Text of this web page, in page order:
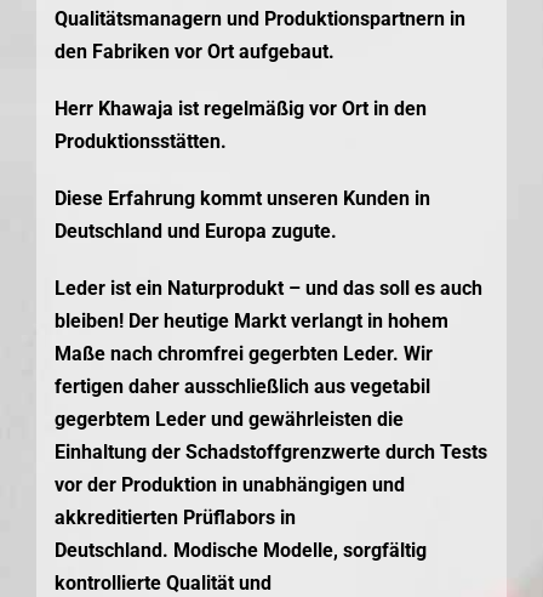
Qualitätsmanagern und Produktionspartnern in
den Fabriken vor Ort aufgebaut.
Herr Khawaja ist regelmäßig vor Ort in den
Produktionsstätten.
Diese Erfahrung kommt unseren Kunden in
Deutschland und Europa zugute.
Leder ist ein Naturprodukt – und das soll es auch
bleiben! Der heutige Markt verlangt in hohem
Maße nach chromfrei gegerbten Leder. Wir
fertigen daher ausschließlich aus vegetabil
gegerbtem Leder und gewährleisten die
Einhaltung der Schadstoffgrenzwerte durch Tests
vor der Produktion in unabhängigen und
akkreditierten Prüflabors in
Deutschland. Modische Modelle, sorgfältig
kontrollierte Qualität und